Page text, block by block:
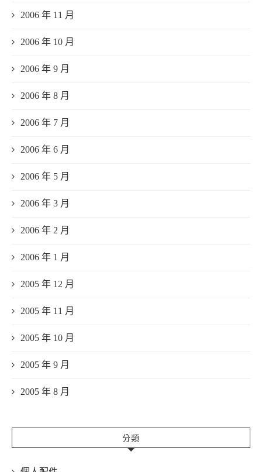
2006 年 11 月
2006 年 10 月
2006 年 9 月
2006 年 8 月
2006 年 7 月
2006 年 6 月
2006 年 5 月
2006 年 3 月
2006 年 2 月
2006 年 1 月
2005 年 12 月
2005 年 11 月
2005 年 10 月
2005 年 9 月
2005 年 8 月
分類